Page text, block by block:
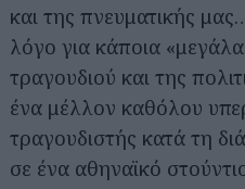
και της πνευματικής
λόγο για κάποια
τραγουδιού και της
ένα μέλλον καθόλου
τραγουδιστής κατά τη
σε ένα αθηναϊκό